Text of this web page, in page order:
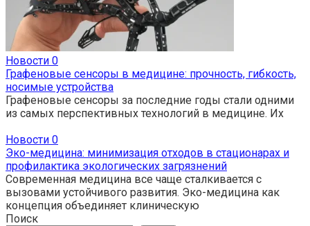
Новости 0
Графеновые сенсоры в медицине: прочность, гибкость,
носимые устройства
Графеновые сенсоры за последние годы стали одними
из самых перспективных технологий в медицине. Их
Новости 0
Эко-медицина: минимизация отходов в стационарах и
профилактика экологических загрязнений
Современная медицина все чаще сталкивается с
вызовами устойчивого развития. Эко-медицина как
концепция объединяет клиническую
Поиск